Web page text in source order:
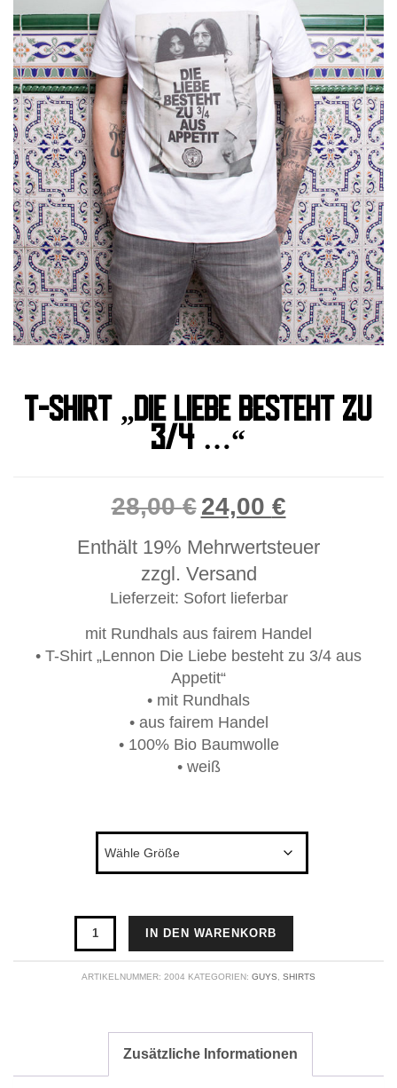
T-SHIRT „DIE LIEBE BESTEHT ZU
3/4 …“
28,00€ Ursprünglicher
war:
28,00 €
24,00 €Aktueller
ist:
Enthält 19% Mehrwertsteuer
zzgl. Versand
Lieferzeit: Sofort lieferbar
mit Rundhals aus fairem Handel
• T-Shirt „Lennon Die Liebe besteht zu 3/4 aus
Appetit“
• mit Rundhals
• aus fairem Handel
• 100% Bio Baumwolle
• weiß
T-
Liebe
besteht
IN DEN WARENKORB
ARTIKELNUMMER: 2004 KATEGORIEN: GUYS SHIRTS
Zusätzliche Informationen